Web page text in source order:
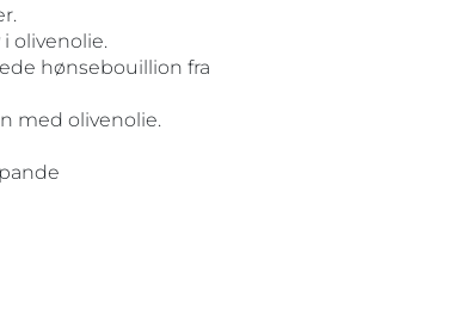
olivenolie.
hønsebouillion fra
med olivenolie.